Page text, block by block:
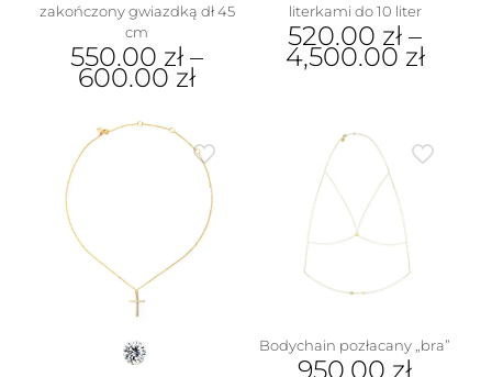
zakończony gwiazdką dł 45
cm
550.00 zł –
600.00 zł
produkt
wariantów.
wybrać
stronie
produktu
literkami do 10 liter
520.00 zł –
4,500.00 zł
wiele
wariantów.
Opcje
można
wybrać
produktu
Bodychain pozłacany „bra”
950.00 zł